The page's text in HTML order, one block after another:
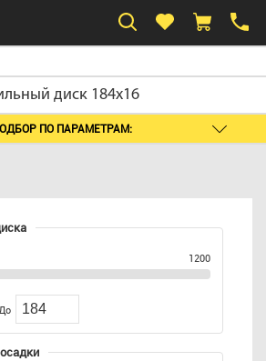
диск 184x16
ПО ПАРАМЕТРАМ:
1200